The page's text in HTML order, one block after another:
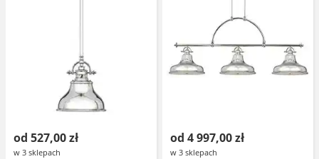
od 527,00 zł
w 3 sklepach
od 4 997,00 zł
w 3 sklepach